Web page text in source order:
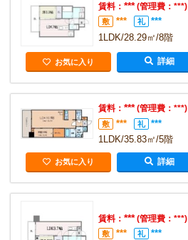
賃料： ***(管理費：***)
敷 *** 礼
***
1LDK/28.29㎡/8階
お気に入り 詳細
賃料： ***(管理費：***)
敷 *** 礼
***
1LDK/35.83㎡/5階
お気に入り 詳細
賃料： ***(管理費：***)
敷 *** 礼
***